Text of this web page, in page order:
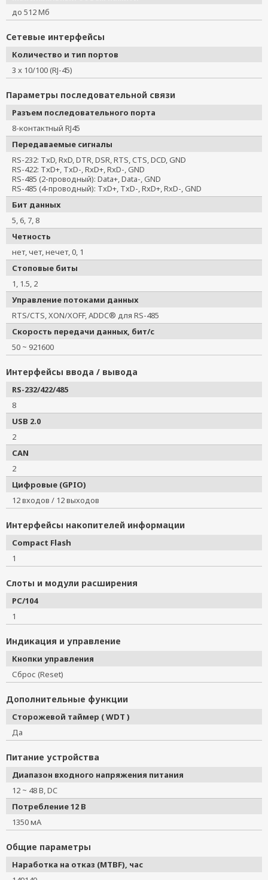
до 512 Мб
Сетевые интерфейсы
Количество и тип портов
3 x 10/100 (RJ-45)
Параметры последовательной связи
Разъем последовательного порта
8-контактный RJ45
Передаваемые сигналы
RS-232: TxD, RxD, DTR, DSR, RTS, CTS, DCD, GND
RS-422: TxD+, TxD-, RxD+, RxD-, GND
RS-485 (2-проводный): Data+, Data-, GND
RS-485 (4-проводный): TxD+, TxD-, RxD+, RxD-, GND
Бит данных
5, 6, 7, 8
Четность
нет, чет, нечет, 0, 1
Стоповые биты
1, 1.5, 2
Управление потоками данных
RTS/CTS, XON/XOFF, ADDC® для RS-485
Скорость передачи данных, бит/с
50 ~ 921600
Интерфейсы ввода / вывода
RS-232/422/485
8
USB 2.0
2
CAN
2
Цифровые (GPIO)
12 входов / 12 выходов
Интерфейсы накопителей информации
Compact Flash
1
Слоты и модули расширения
PC/104
1
Индикация и управление
Кнопки управления
Сброс (Reset)
Дополнительные функции
Сторожевой таймер ( WDT )
Да
Питание устройства
Диапазон входного напряжения питания
12 ~ 48 В, DC
Потребление 12 В
1350 мА
Общие параметры
Наработка на отказ (MTBF), час